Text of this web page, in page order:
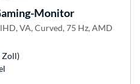
Monitor
VA, Curved, 75 Hz, AMD
Zoll)